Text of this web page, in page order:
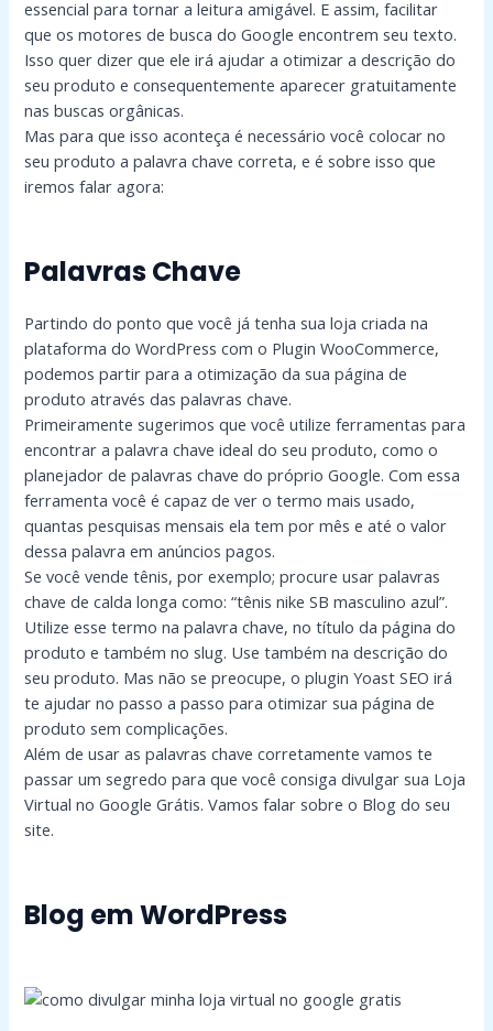
essencial para tornar a leitura amigável. E assim, facilitar
que os motores de busca do Google encontrem seu texto.
Isso quer dizer que ele irá ajudar a otimizar a descrição do
seu produto e consequentemente aparecer gratuitamente
nas buscas orgânicas.
Mas para que isso aconteça é necessário você colocar no
seu produto a palavra chave correta, e é sobre isso que
iremos falar agora:
Palavras Chave
Partindo do ponto que você já tenha sua loja criada na
plataforma do WordPress com o Plugin WooCommerce,
podemos partir para a otimização da sua página de
produto através das palavras chave.
Primeiramente sugerimos que você utilize ferramentas para
encontrar a palavra chave ideal do seu produto, como o
planejador de palavras chave do próprio Google. Com essa
ferramenta você é capaz de ver o termo mais usado,
quantas pesquisas mensais ela tem por mês e até o valor
dessa palavra em anúncios pagos.
Se você vende tênis, por exemplo; procure usar palavras
chave de calda longa como: “tênis nike SB masculino azul”.
Utilize esse termo na palavra chave, no título da página do
produto e também no slug. Use também na descrição do
seu produto. Mas não se preocupe, o plugin Yoast SEO irá
te ajudar no passo a passo para otimizar sua página de
produto sem complicações.
Além de usar as palavras chave corretamente vamos te
passar um segredo para que você consiga divulgar sua Loja
Virtual no Google Grátis. Vamos falar sobre o Blog do seu
site.
Blog em WordPress